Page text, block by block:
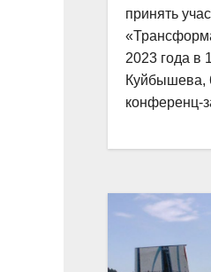
принять
2023 года в
Куйбышева,
конференц-